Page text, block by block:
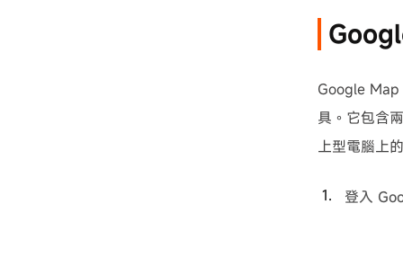
Google Map
具。它包含
上型電腦上
登入